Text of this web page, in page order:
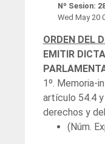
Nº Sesion:
Wed May 20
ORDEN DEL
EMITIR
1º. Memoria-
artículo 54.4
derechos y
(Núm.